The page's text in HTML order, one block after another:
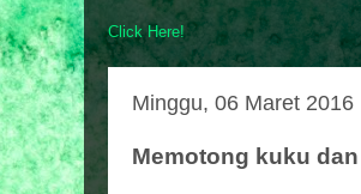
Click Here!
Minggu, 06 Maret 2016
Memotong kuku